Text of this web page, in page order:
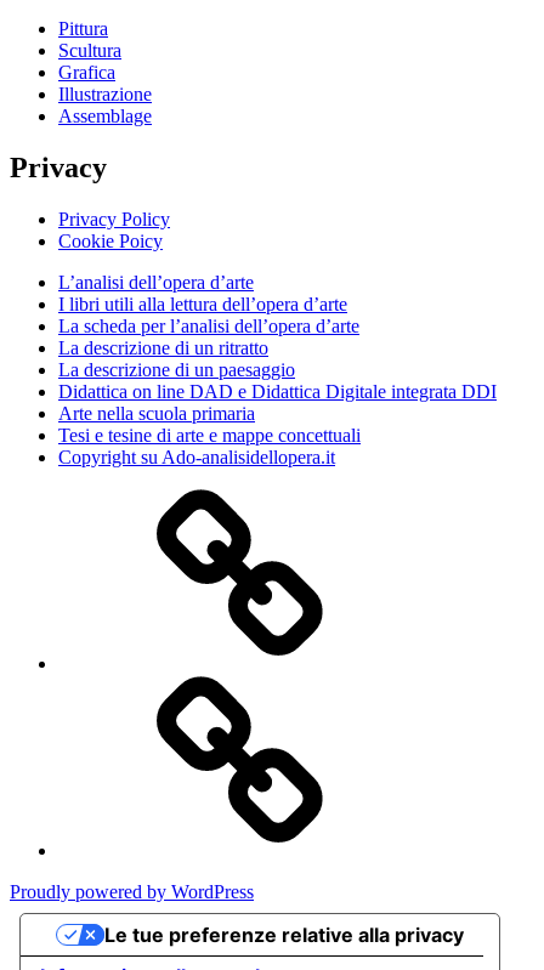
Pittura
Scultura
Grafica
Illustrazione
Assemblage
Privacy
Privacy Policy
Cookie Poicy
L’analisi dell’opera d’arte
I libri utili alla lettura dell’opera d’arte
La scheda per l’analisi dell’opera d’arte
La descrizione di un ritratto
La descrizione di un paesaggio
Didattica on line DAD e Didattica Digitale integrata DDI
Arte nella scuola primaria
Tesi e tesine di arte e mappe concettuali
Copyright su Ado-analisidellopera.it
Proudly powered by WordPress
Le tue preferenze relative alla privacy